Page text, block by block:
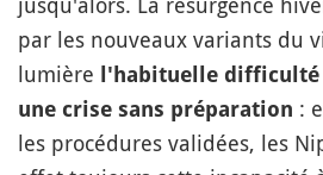
par les nouveaux variants du
lumière
l'habituelle difficulté
une crise sans préparation :
les procédures validées, les